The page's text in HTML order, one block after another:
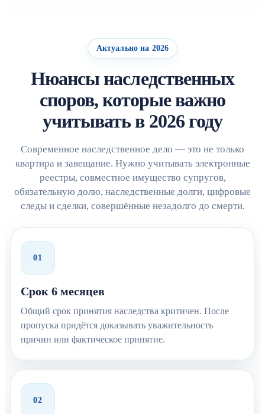
Актуально на 2026
Нюансы наследственных
споров, которые важно
учитывать в 2026 году
Современное наследственное дело — это не только
квартира и завещание. Нужно учитывать электронные
реестры, совместное имущество супругов,
обязательную долю, наследственные долги, цифровые
следы и сделки, совершённые незадолго до смерти.
01
Срок 6 месяцев
Общий срок принятия наследства критичен. После
пропуска придётся доказывать уважительность
причин или фактическое принятие.
02